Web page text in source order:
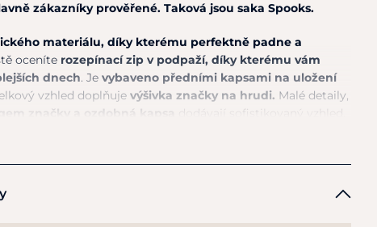
zákazníky prověřené. Taková jsou saka Spooks.
materiálu, díky kterému perfektně padne a
oceníte rozepínací zip v podpaží, díky kterému vám
dnech. Je vybaveno předními kapsami na uložení
vzhled doplňuje výšivka značky na hrudi. Malé detaily,
značky a ozdobná kapsa dodávají sofistikovaný vzhled.